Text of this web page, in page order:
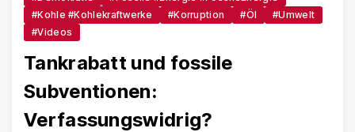
#Kohle #Kohlekraftwerke
#Korruption #Öl
#Umwelt
#Videos
Tankrabatt und fossile
Subventionen:
Verfassungswidrig?